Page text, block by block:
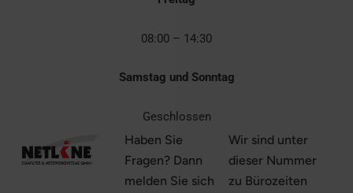
08:00 – 14:30
Samstag und Sonntag
Geschlossen
Haben Sie
Fragen? Dann
melden Sie sich
Wir sind unter
dieser Nummer
zu Bürozeiten